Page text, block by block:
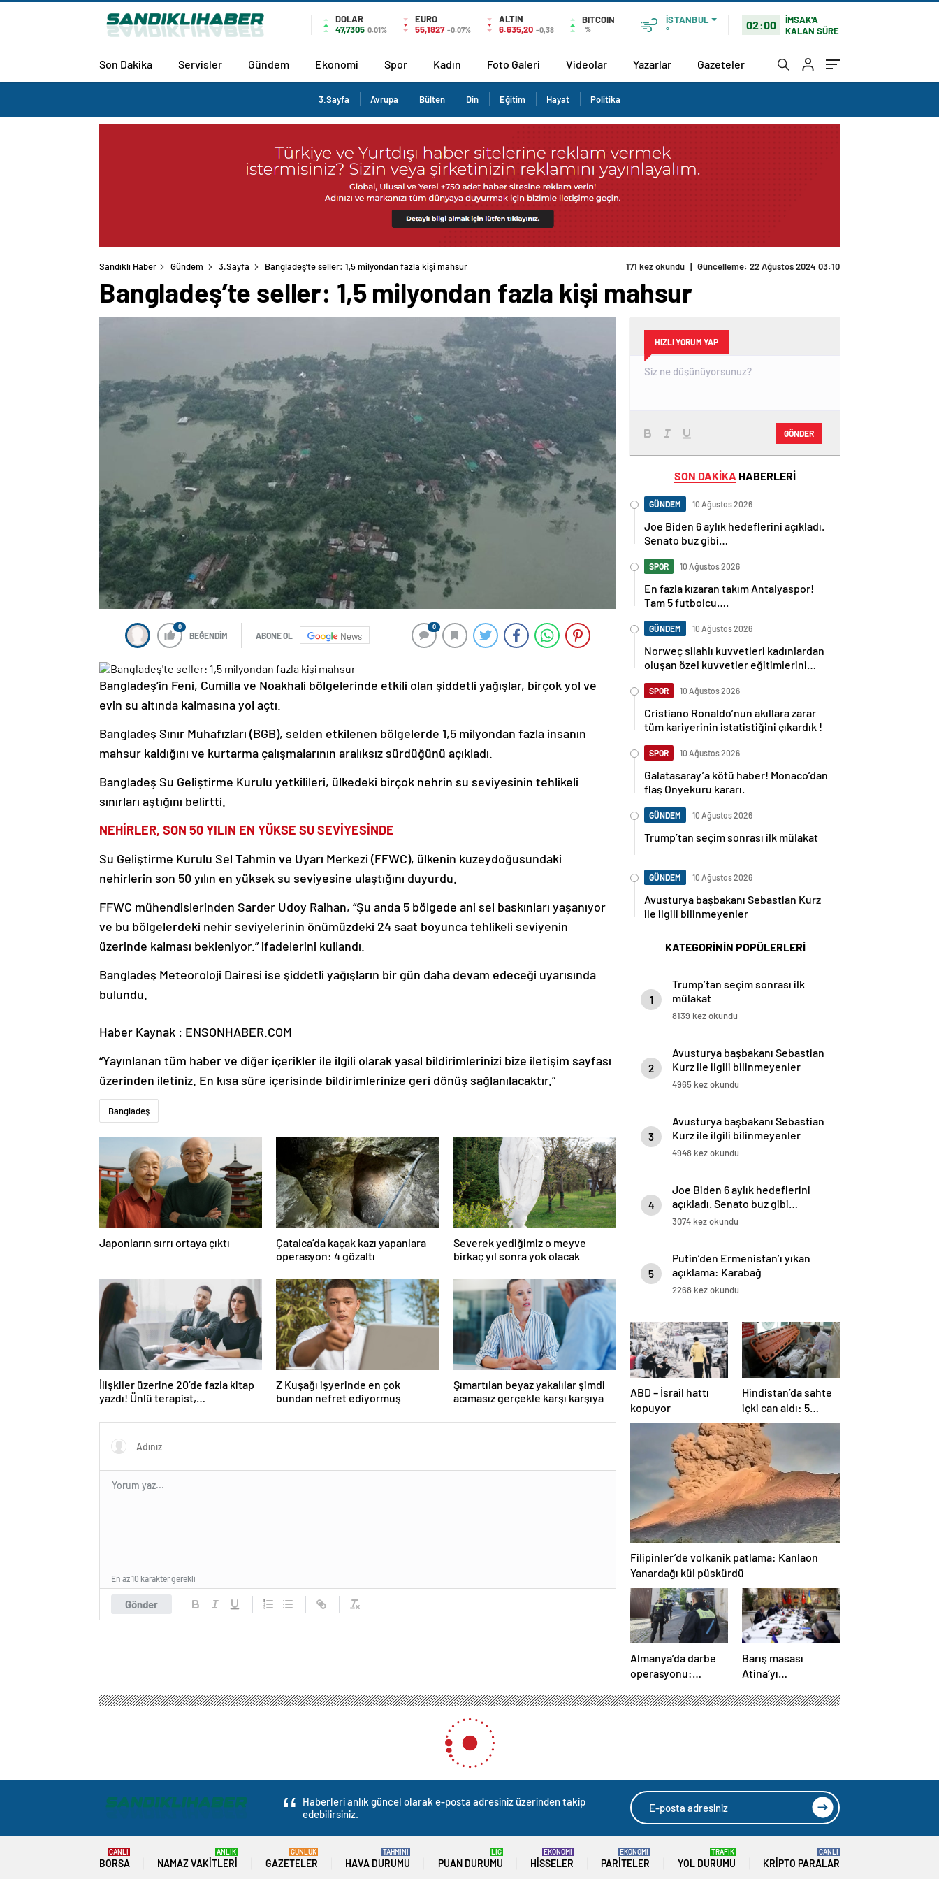
DOLAR
47,7305 0.01%
EURO
55,1827 -0.07%
ALTIN
6.635,20 -0,38
BITCOIN
%
İSTANBUL
°
02:00
İMSAK'A
KALAN SÜRE
Son Dakika Servisler Gündem Ekonomi Spor Kadın Foto Galeri Videolar Yazarlar Gazeteler
3.Sayfa Avrupa Bülten Din Eğitim Hayat Politika
Sandıklı Haber Gündem 3.Sayfa Bangladeş’te seller: 1,5 milyondan fazla kişi mahsur 171 kez okundu | Güncelleme: 22 Ağustos 2024 03:10
Bangladeş’te seller: 1,5 milyondan fazla kişi mahsur
0
BEĞENDİM ABONE OL News
0
Bangladeş’in Feni, Cumilla ve Noakhali bölgelerinde etkili olan şiddetli yağışlar, birçok yol ve
evin su altında kalmasına yol açtı.
Bangladeş Sınır Muhafızları (BGB), selden etkilenen bölgelerde 1,5 milyondan fazla insanın
mahsur kaldığını ve kurtarma çalışmalarının aralıksız sürdüğünü açıkladı.
Bangladeş Su Geliştirme Kurulu yetkilileri, ülkedeki birçok nehrin su seviyesinin tehlikeli
sınırları aştığını belirtti.
NEHİRLER, SON 50 YILIN EN YÜKSE SU SEVİYESİNDE
Su Geliştirme Kurulu Sel Tahmin ve Uyarı Merkezi (FFWC), ülkenin kuzeydoğusundaki
nehirlerin son 50 yılın en yüksek su seviyesine ulaştığını duyurdu.
FFWC mühendislerinden Sarder Udoy Raihan, “Şu anda 5 bölgede ani sel baskınları yaşanıyor
ve bu bölgelerdeki nehir seviyelerinin önümüzdeki 24 saat boyunca tehlikeli seviyenin
üzerinde kalması bekleniyor.” ifadelerini kullandı.
Bangladeş Meteoroloji Dairesi ise şiddetli yağışların bir gün daha devam edeceği uyarısında
bulundu.
Haber Kaynak : ENSONHABER.COM
“Yayınlanan tüm haber ve diğer içerikler ile ilgili olarak yasal bildirimlerinizi bize iletişim sayfası
üzerinden iletiniz. En kısa süre içerisinde bildirimlerinize geri dönüş sağlanılacaktır.”
Bangladeş
Japonların sırrı ortaya çıktı
Çatalca’da kaçak kazı yapanlara
operasyon: 4 gözaltı
Severek yediğimiz o meyve
birkaç yıl sonra yok olacak
İlişkiler üzerine 20’de fazla kitap
yazdı! Ünlü terapist,
açıklıyor
Z Kuşağı işyerinde en çok
bundan nefret ediyormuş
Şımartılan beyaz yakalılar şimdi
acımasız gerçekle karşı karşıya
Gönder
En az 10 karakter gerekli
HIZLI YORUM YAP
GÖNDER
SON DAKİKA HABERLERİ
GÜNDEM 10 Ağustos 2026
Joe Biden 6 aylık hedeflerini açıkladı.
Senato buz gibi…
SPOR 10 Ağustos 2026
En fazla kızaran takım Antalyaspor!
Tam 5 futbolcu….
GÜNDEM 10 Ağustos 2026
Norweç silahlı kuvvetleri kadınlardan
oluşan özel kuvvetler eğitimlerini
SPOR 10 Ağustos 2026
Cristiano Ronaldo’nun akıllara zarar
tüm kariyerinin istatistiğini çıkardık !
SPOR 10 Ağustos 2026
Galatasaray’a kötü haber! Monaco’dan
flaş Onyekuru kararı.
GÜNDEM 10 Ağustos 2026
Trump’tan seçim sonrası ilk mülakat
GÜNDEM 10 Ağustos 2026
Avusturya başbakanı Sebastian Kurz
ile ilgili bilinmeyenler
KATEGORİNİN POPÜLERLERİ
1
Trump’tan seçim sonrası ilk
mülakat
8139 kez okundu
2
Avusturya başbakanı Sebastian
Kurz ile ilgili bilinmeyenler
4965 kez okundu
3
Avusturya başbakanı Sebastian
Kurz ile ilgili bilinmeyenler
4948 kez okundu
4
Joe Biden 6 aylık hedeflerini
açıkladı. Senato buz gibi…
3074 kez okundu
5
Putin’den Ermenistan’ı yıkan
açıklama: Karabağ
Azerbaycan’ın ayrılmaz bir
2268 kez okundu
ABD – İsrail hattı
kopuyor
Hindistan’da sahte
içki can aldı: 5
köyde alarm verildi
Filipinler’de volkanik patlama: Kanlaon
Yanardağı kül püskürdü
Almanya’da darbe
operasyonu:
gerçekleşti
Barış masası
Atina’yı
Başkan Erdoğan’ın
Haberleri anlık güncel olarak e-posta adresiniz üzerinden takip
edebilirsiniz.
BORSA
CANLI
NAMAZ VAKITLERI
ANLIK
GAZETELER
GÜNLÜK
HAVA DURUMU
TAHMİNİ
PUAN DURUMU
LİG
HISSELER
EKONOMİ
PARITELER
EKONOMİ
YOL DURUMU
TRAFİK
KRIPTO PARALAR
CANLI